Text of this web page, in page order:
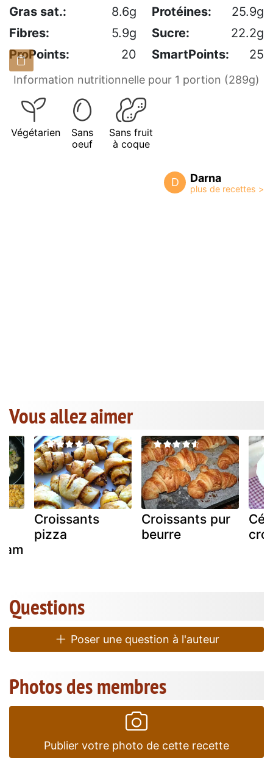
Gras sat.:
8.6g Protéines:
25.9g
Fibres:
5.9g Sucre:
22.2g
ProPoints:
20 SmartPoints: 25
Information nutritionnelle pour 1 portion (289g)
Végétarien
Sans
oeuf
Sans fruit
à coque
D Darna
Vous allez aimer
Croissants
pizza
Croissants pur
beurre
Questions
Poser une question à l'auteur
Photos des membres
Publier votre photo de cette recette